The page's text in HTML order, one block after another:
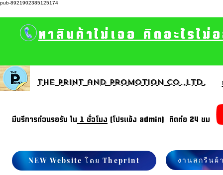
pub-8921902385125174
หาสินค้าไม่เจอ คิดอะไรไ
The print and promotion CO.,Ltd.
มีบรีการด่วนรอรับ ใน 1 ชั่วโมง (โปรแจ้ง admin) ติดต่อ 24 ชม
NEW Website โดย Theprint งานสกรีนผ้